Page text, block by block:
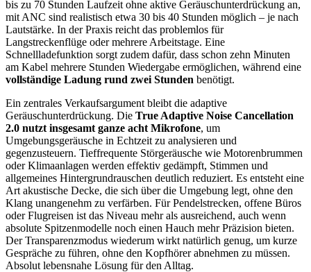
bis zu 70 Stunden Laufzeit ohne aktive Geräuschunterdrückung an,
mit ANC sind realistisch etwa 30 bis 40 Stunden möglich – je nach
Lautstärke. In der Praxis reicht das problemlos für
Langstreckenflüge oder mehrere Arbeitstage. Eine
Schnellladefunktion sorgt zudem dafür, dass schon zehn Minuten
am Kabel mehrere Stunden Wiedergabe ermöglichen, während eine
vollständige Ladung rund zwei Stunden benötigt.
Ein zentrales Verkaufsargument bleibt die adaptive
Geräuschunterdrückung. Die True Adaptive Noise Cancellation
2.0 nutzt insgesamt ganze acht Mikrofone, um
Umgebungsgeräusche in Echtzeit zu analysieren und
gegenzusteuern. Tieffrequente Störgeräusche wie Motorenbrummen
oder Klimaanlagen werden effektiv gedämpft, Stimmen und
allgemeines Hintergrundrauschen deutlich reduziert. Es entsteht eine
Art akustische Decke, die sich über die Umgebung legt, ohne den
Klang unangenehm zu verfärben. Für Pendelstrecken, offene Büros
oder Flugreisen ist das Niveau mehr als ausreichend, auch wenn
absolute Spitzenmodelle noch einen Hauch mehr Präzision bieten.
Der Transparenzmodus wiederum wirkt natürlich genug, um kurze
Gespräche zu führen, ohne den Kopfhörer abnehmen zu müssen.
Absolut lebensnahe Lösung für den Alltag.